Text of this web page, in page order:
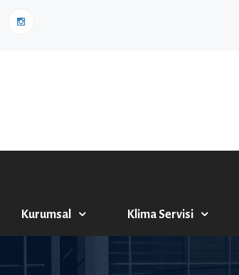
Kurumsal Klima Servisi